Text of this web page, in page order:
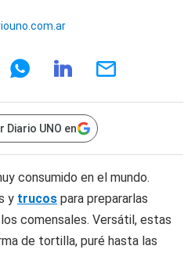
Diario UNO en
consumido en el mundo.
y trucos para prepararlas
comensales. Versátil, estas
de tortilla, puré hasta las